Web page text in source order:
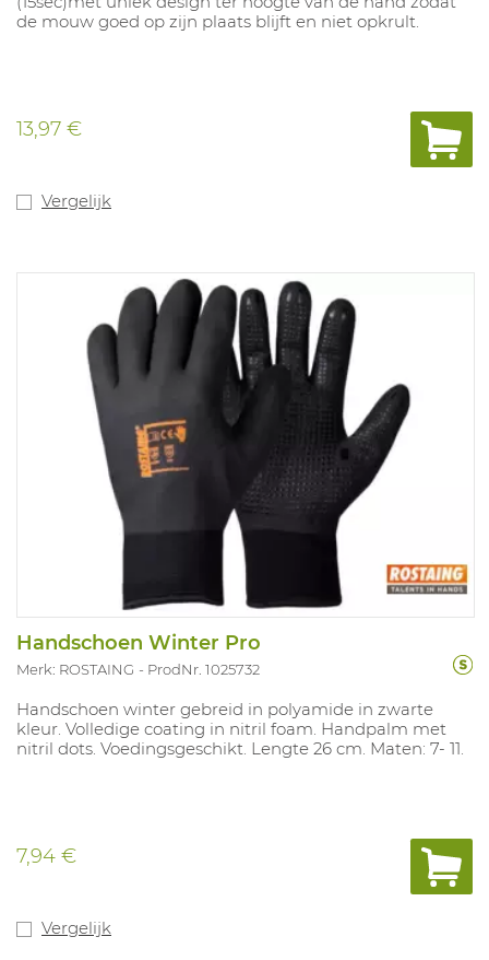
de mouw goed op zijn plaats blijft en niet opkrult.
13,97 €
Vergelijk
Handschoen Winter Pro
Merk: ROSTAING ProdNr. 1025732
Handschoen winter gebreid in polyamide in zwarte
kleur. Volledige coating in nitril foam. Handpalm met
nitril dots. Voedingsgeschikt. Lengte 26 cm. Maten: 7- 11.
7,94 €
Vergelijk